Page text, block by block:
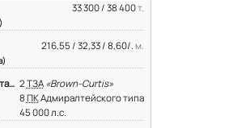
33 300 / 38 400т.
216,55 / 32,33 / 8,60/. м.
2 ТЗА «Brown-Curtis»
8 ПКАдмиралтейского типа
45 000 л.с.
Энергетическая установка